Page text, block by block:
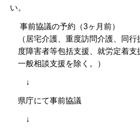
い。
事前協議の予約（3ヶ月前）
（居宅介護、重度訪問介護、同
度障害者等包括支援、就労定着支
一般相談支援を除く。）
↓
県庁にて事前協議
↓